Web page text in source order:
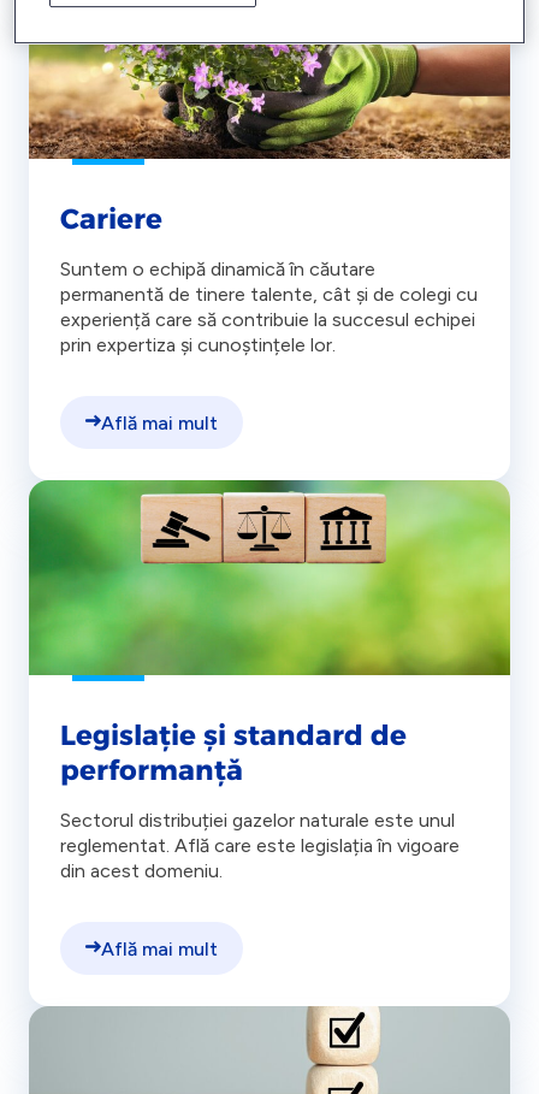
Cariere
Suntem o echipă dinamică în căutare
permanentă de tinere talente, cât și de colegi cu
experiență care să contribuie la succesul echipei
prin expertiza și cunoștințele lor.
Află mai mult
Legislație și standard de
performanță
Sectorul distribuției gazelor naturale este unul
reglementat. Află care este legislația în vigoare
din acest domeniu.
Află mai mult